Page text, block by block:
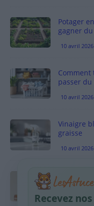
Potager
gagner
10 avril 2026
passer du
10 avril 2026
Vinaigre
graisse
10 avril 2026
Taches
habitudes
9 avril 2026
Recevez